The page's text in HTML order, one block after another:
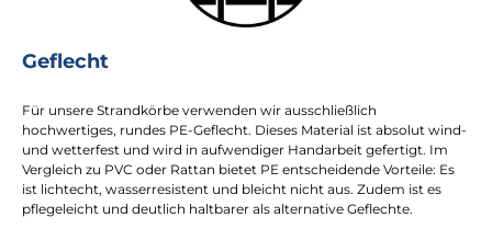
Geflecht
Für unsere Strandkörbe verwenden wir ausschließlich
hochwertiges, rundes PE-Geflecht. Dieses Material ist absolut wind-
und wetterfest und wird in aufwendiger Handarbeit gefertigt. Im
Vergleich zu PVC oder Rattan bietet PE entscheidende Vorteile: Es
ist lichtecht, wasserresistent und bleicht nicht aus. Zudem ist es
pflegeleicht und deutlich haltbarer als alternative Geflechte.